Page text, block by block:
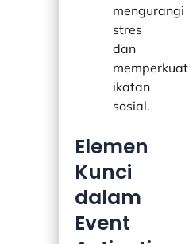
mengurangi
stres
dan
memperkuat
ikatan
sosial.
Elemen
Kunci
dalam
Event